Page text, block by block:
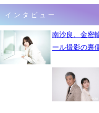
インタビュー
南沙良、金密
ール撮影の裏